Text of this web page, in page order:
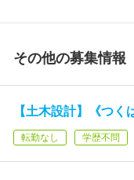
その他の募集情報
【土木設計】《つ
転勤なし 学歴不問